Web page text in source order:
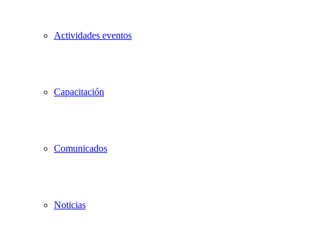
Actividades eventos
Capacitación
Comunicados
Noticias